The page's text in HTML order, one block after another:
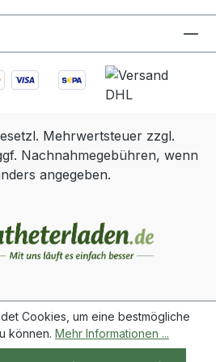
Mehrwertsteuer zzgl.
Nachnahmegebühren, wenn
angegeben.
Cookies, um eine bestmögliche
können. Mehr Informationen ...